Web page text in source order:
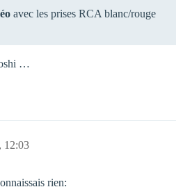
avec les prises RCA blanc/rouge
…
12:03
rien: